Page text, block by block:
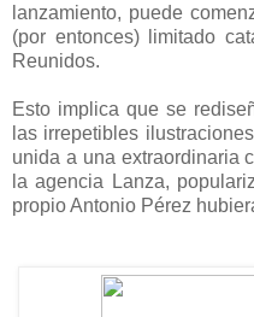
lanzamiento, puede
(por entonces) limitado
Reunidos.
Esto implica que se
las irrepetibles
unida a una extraordinaria
la agencia Lanza,
propio Antonio Pérez